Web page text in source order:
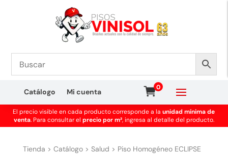
Catálogo Mi cuenta
0
El precio visible en cada producto corresponde a launidad mínima de
venta. Para consultar el precio por m², ingresa al detalle del producto.
Tienda > Catálogo> Salud > Piso Homogéneo ECLIPSE